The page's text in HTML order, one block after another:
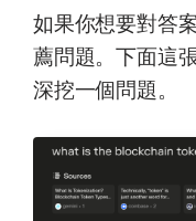
如果你想要對答
薦問題。下面這
深挖一個問題。